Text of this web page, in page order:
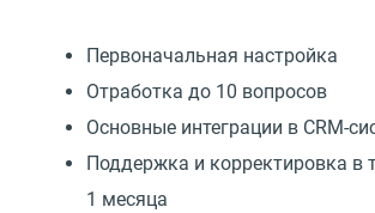
Первоначальная настройка
Отработка до 10 вопросов
Основные интеграции в CRM-
Поддержка и корректировка в
1 месяца